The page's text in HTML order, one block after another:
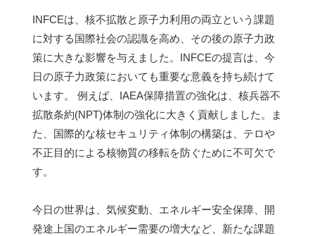
INFCEは、核不拡散と原子力利用の両立という課題
に対する国際社会の認識を高め、その後の原子力政
策に大きな影響を与えました。INFCEの提言は、今
日の原子力政策においても重要な意義を持ち続けて
います。 例えば、IAEA保障措置の強化は、核兵器不
拡散条約(NPT)体制の強化に大きく貢献しました。ま
た、国際的な核セキュリティ体制の構築は、テロや
不正目的による核物質の移転を防ぐために不可欠で
す。
今日の世界は、気候変動、エネルギー安全保障、開
発途上国のエネルギー需要の増大など、新たな課題